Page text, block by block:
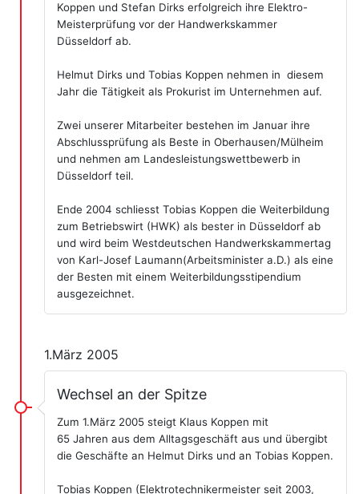
Koppen und Stefan Dirks erfolgreich ihre Elektro-
Meisterprüfung vor der Handwerkskammer
Düsseldorf ab.
Helmut Dirks und Tobias Koppen nehmen in diesem
Jahr die Tätigkeit als Prokurist im Unternehmen auf.
Zwei unserer Mitarbeiter bestehen im Januar ihre
Abschlussprüfung als Beste in Oberhausen/Mülheim
und nehmen am Landesleistungswettbewerb in
Düsseldorf teil.
Ende 2004 schliesst Tobias Koppen die Weiterbildung
zum Betriebswirt (HWK) als bester in Düsseldorf ab
und wird beim Westdeutschen Handwerkskammertag
von Karl-Josef Laumann(Arbeitsminister a.D.) als eine
der Besten mit einem Weiterbildungsstipendium
ausgezeichnet.
1.März 2005
Wechsel an der Spitze
Zum 1.März 2005 steigt Klaus Koppen mit
65 Jahren aus dem Alltagsgeschäft aus und übergibt
die Geschäfte an Helmut Dirks und an Tobias Koppen.
Tobias Koppen (Elektrotechnikermeister seit 2003,